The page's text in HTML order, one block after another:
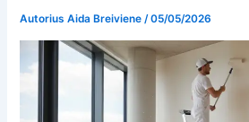
Autorius Aida Breiviene/05/05/2026